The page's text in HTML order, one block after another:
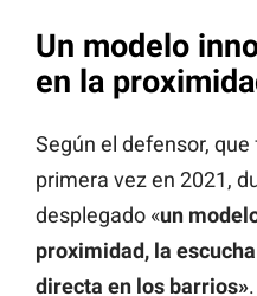
Un modelo
en la
Según el defensor,
primera vez en 2021,
desplegado «un
proximidad, la
directa en los barrios»